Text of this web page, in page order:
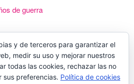
de guerra
de 1918
castiga a los pueblos malditos
y de terceros para garantizar el
medir su uso y mejorar nuestros
todas las cookies, rechazar las no
sus preferencias. Política de cookies